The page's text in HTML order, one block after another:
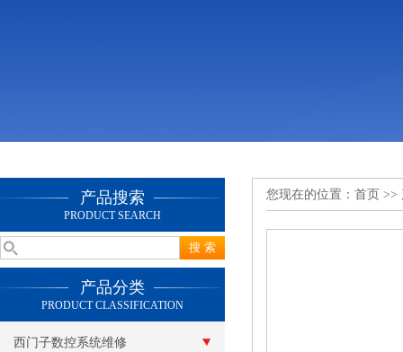
产品搜索
PRODUCT SEARCH
产品分类
PRODUCT CLASSIFICATION
西门子数控系统维修
您现在的位置： 首页 >>